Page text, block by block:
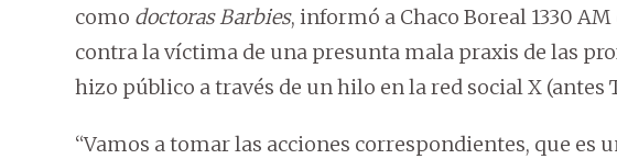
como doctoras Barbies, informó a Chaco Boreal 1330
contra la víctima de una presunta mala praxis de las
hizo público a través de un hilo en la red social X (antes
“Vamos a tomar las acciones correspondientes, que es